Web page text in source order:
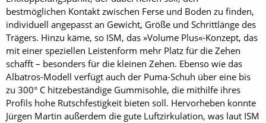
bestmöglichen Kontakt zwischen Ferse und Boden zu finden,
individuell angepasst an Gewicht, Größe und Schrittlänge des
Trägers. Hinzu käme, so ISM, das »Volume Plus«-Konzept, das
mit einer speziellen Leistenform mehr Platz für die Zehen
schafft – besonders für die kleinen Zehen. Ebenso wie das
Albatros-Modell verfügt auch der Puma-Schuh über eine bis
zu 300° C hitzebeständige Gummisohle, die mithilfe ihres
Profils hohe Rutschfestigkeit bieten soll. Hervorheben konnte
Jürgen Martin außerdem die gute Luftzirkulation, was laut ISM